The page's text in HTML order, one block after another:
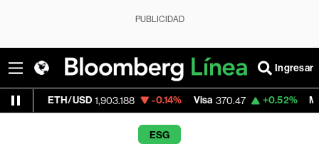
PUBLICIDAD
Ingresar
1,903.188 -0.14% Visa 370.47 +0.52% MercadoLibre
ESG